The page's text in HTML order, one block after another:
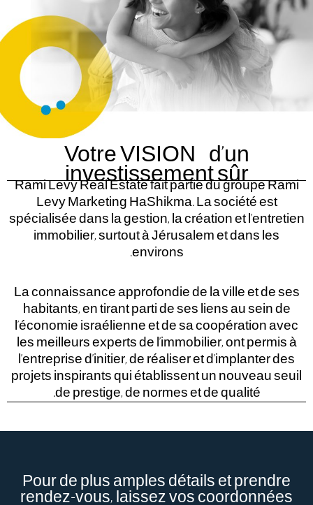
Votre VISION d’un
investissement sûr
Rami Levy Real Estate fait partie du groupe Rami
Levy Marketing HaShikma. La société est
spécialisée dans la gestion, la création et l’entretien
immobilier, surtout à Jérusalem et dans les
environs.
La connaissance approfondie de la ville et de ses
habitants, en tirant parti de ses liens au sein de
l’économie israélienne et de sa coopération avec
les meilleurs experts de l’immobilier, ont permis à
l’entreprise d’initier, de réaliser et d’implanter des
projets inspirants qui établissent un nouveau seuil
de prestige, de normes et de qualité.
Pour de plus amples détails et prendre
rendez-vous, laissez vos coordonnées